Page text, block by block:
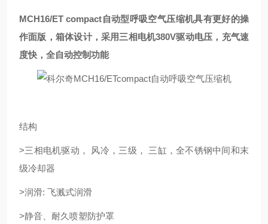
MCH16/ET compact自动型呼吸空气压缩机具有更好的操
作面版，箱体设计，采用三相电机380V驱动电压，充气速
度快，全自动控制功能
结构
>三相电机驱动， 风冷，三级， 三缸，全不锈钢中间和末
级冷却器
>润滑: 飞溅式润滑
>静音、耐久喷塑防护罩